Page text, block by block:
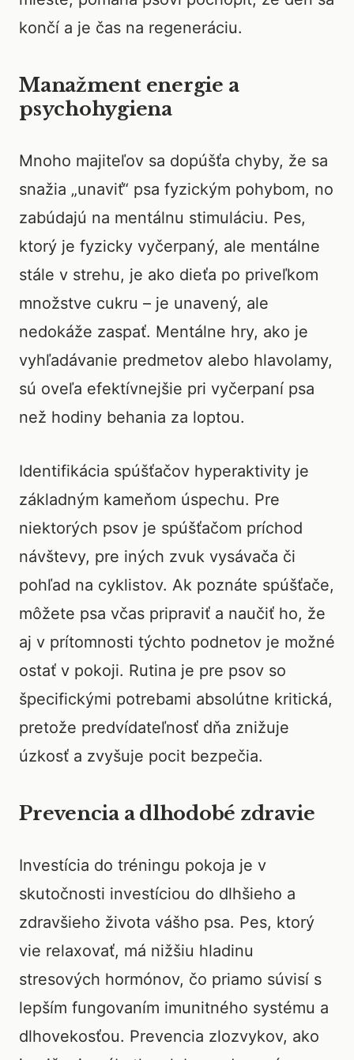
končí a je čas na regeneráciu.
Manažment energie a
psychohygiena
Mnoho majiteľov sa dopúšťa chyby, že sa
snažia „unaviť“ psa fyzickým pohybom, no
zabúdajú na mentálnu stimuláciu. Pes,
ktorý je fyzicky vyčerpaný, ale mentálne
stále v strehu, je ako dieťa po priveľkom
množstve cukru – je unavený, ale
nedokáže zaspať. Mentálne hry, ako je
vyhľadávanie predmetov alebo hlavolamy,
sú oveľa efektívnejšie pri vyčerpaní psa
než hodiny behania za loptou.
Identifikácia spúšťačov hyperaktivity je
základným kameňom úspechu. Pre
niektorých psov je spúšťačom príchod
návštevy, pre iných zvuk vysávača či
pohľad na cyklistov. Ak poznáte spúšťače,
môžete psa včas pripraviť a naučiť ho, že
aj v prítomnosti týchto podnetov je možné
ostať v pokoji. Rutina je pre psov so
špecifickými potrebami absolútne kritická,
pretože predvídateľnosť dňa znižuje
úzkosť a zvyšuje pocit bezpečia.
Prevencia a dlhodobé zdravie
Investícia do tréningu pokoja je v
skutočnosti investíciou do dlhšieho a
zdravšieho života vášho psa. Pes, ktorý
vie relaxovať, má nižšiu hladinu
stresových hormónov, čo priamo súvisí s
lepším fungovaním imunitného systému a
dlhovekosťou. Prevencia zlozvykov, ako